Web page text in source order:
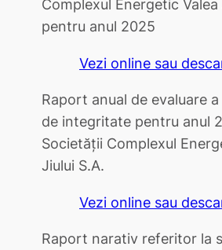
Complexul Energetic Valea
pentru anul 2025
Vezi online sau
Raport anual de evaluare
de integritate pentru anul
Societăţii Complexul
Jiului S.A.
Vezi online sau
Raport narativ referitor la